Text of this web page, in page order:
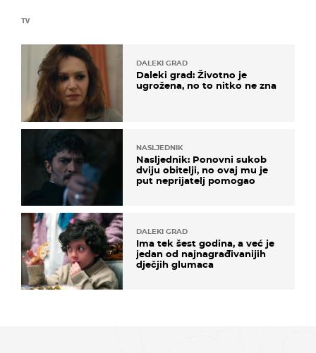
TV
DALEKI GRAD
Daleki grad: Životno je
ugrožena, no to nitko ne zna
NASLJEDNIK
Nasljednik: Ponovni sukob
dviju obitelji, no ovaj mu je
put neprijatelj pomogao
DALEKI GRAD
Ima tek šest godina, a već je
jedan od najnagrađivanijih
dječjih glumaca